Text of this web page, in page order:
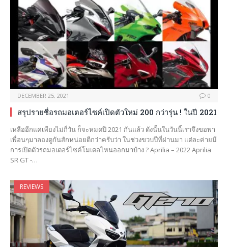
DECEMBER 25, 2021 0
สรุปรายชื่อรถมอเตอร์ไซค์เปิดตัวใหม่ 200 กว่ารุ่น ! ในปี 2021
เหลืออีกแค่เพียงไม่กี่วัน ก็จะหมดปี 2021 กันแล้ว ดังนั้นในวันนี้เราจึงขอพา
เพื่อนๆมาลองดูกันสักหน่อยดีกว่าครับว่า ในช่วงขวบปีที่ผ่านมา แต่ละค่ายมี
การเปิดตัวรถมอเตอร์ไซค์โมเดลไหนออกมาบ้าง ? Aprilia – 2022 Aprilia
SR GT -…
REVIEWS